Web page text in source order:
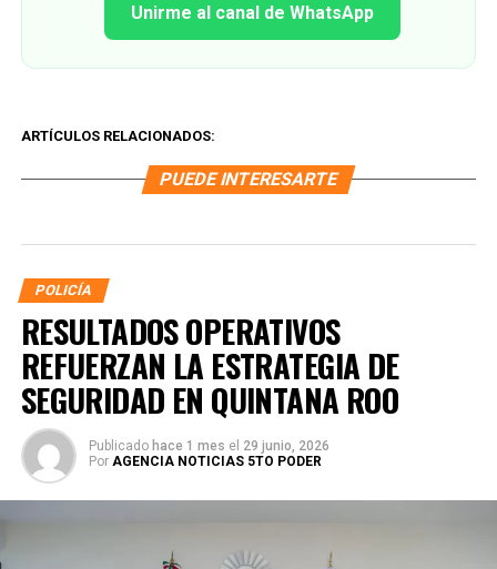
Unirme al canal de WhatsApp
ARTÍCULOS RELACIONADOS:
PUEDE INTERESARTE
POLICÍA
RESULTADOS OPERATIVOS
REFUERZAN LA ESTRATEGIA DE
SEGURIDAD EN QUINTANA ROO
Publicado hace 1 mes el 29 junio, 2026
Por AGENCIA NOTICIAS 5TO PODER